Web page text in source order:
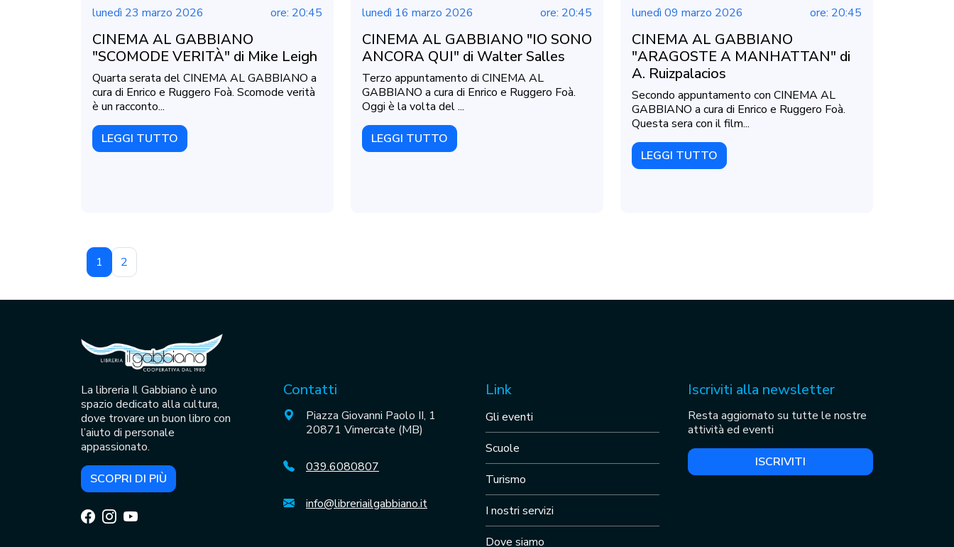
lunedì 23 marzo 2026 ore: 20:45
CINEMA AL GABBIANO
"SCOMODE VERITÀ" di Mike Leigh
Quarta serata del CINEMA AL GABBIANO a
cura di Enrico e Ruggero Foà. Scomode verità
è un racconto...
LEGGI TUTTO
lunedì 16 marzo 2026 ore: 20:45
CINEMA AL GABBIANO "IO SONO
ANCORA QUI" di Walter Salles
Terzo appuntamento di CINEMA AL
GABBIANO a cura di Enrico e Ruggero Foà.
Oggi è la volta del ...
LEGGI TUTTO
lunedì 09 marzo 2026 ore: 20:45
CINEMA AL GABBIANO
"ARAGOSTE A MANHATTAN" di
A. Ruizpalacios
Secondo appuntamento con CINEMA AL
GABBIANO a cura di Enrico e Ruggero Foà.
Questa sera con il film...
LEGGI TUTTO
1 2
La libreria Il Gabbiano è uno
spazio dedicato alla cultura,
dove trovare un buon libro con
l’aiuto di personale
appassionato.
SCOPRI DI PIÙ
Contatti
Piazza Giovanni Paolo II, 1
20871 Vimercate (MB)
039.6080807
info@libreriailgabbiano.it
Link
Gli eventi
Scuole
Turismo
I nostri servizi
Dove siamo
Iscriviti alla newsletter
Resta aggiornato su tutte le nostre
attività ed eventi
ISCRIVITI